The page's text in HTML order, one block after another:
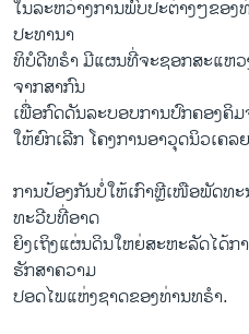
ໃນລະຫວ່າງການພົບປະຕ່າງໆຂອ
ປະທານາ
ທິບໍດີທຣຳ ມີແຜນທີ່ຈະຊອກສະແຫ
ຈາກສາກົນ
ເພື່ອກົດດັນລະບອບການປົກຄອງຄິ
ໃຫ້ຍົກເລີກ ໂຄງການອາວຸດນິວເຄ
ການປ້ອງກັນບໍ່ໃຫ້ເກົາຫຼີເໜືອພັດທ
ທະວີບທີ່ອາດ
ຍິງເຖິງແຜ່ນດິນໃຫຍ່ສະຫະລັດໄດ້
ຮັກສາຄວາມ
ປອດໄພແຫ່ງຊາດຂອງທ່ານທຣຳ.